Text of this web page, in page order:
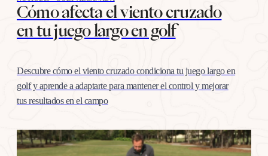
Cómo afecta el viento cruzado
en tu juego largo en golf
Descubre cómo el viento cruzado condiciona tu juego largo en
golf y aprende a adaptarte para mantener el control y mejorar
tus resultados en el campo